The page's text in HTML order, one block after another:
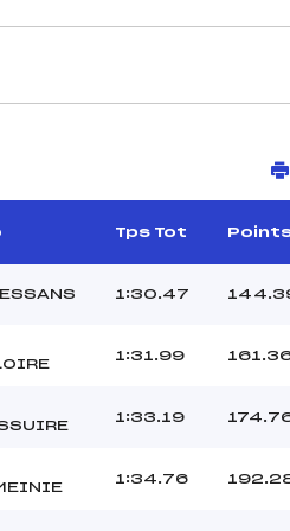
LA
GALY
Tps Tot
1:30.47
1:31.99
1:33.19
1:34.76